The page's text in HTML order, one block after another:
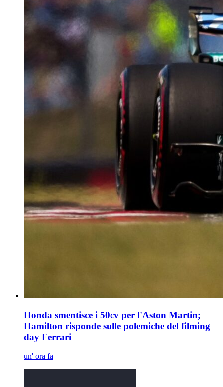
Honda smentisce i 50cv per l'Aston Martin;
Hamilton risponde sulle polemiche del filming
day Ferrari
un' ora fa